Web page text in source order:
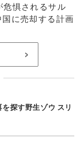
危惧されるサル
国に売却する計画
>
探す野生ゾウ スリ